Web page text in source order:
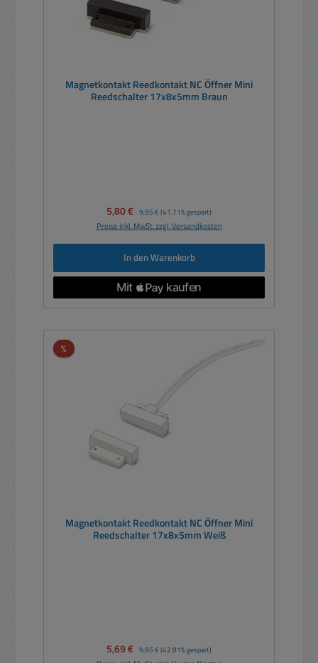
Magnetkontakt Reedkontakt NC Öffner Mini
Reedschalter 17x8x5mm Braun
Verkaufspreis:
5,80 € Regulärer Preis:
9,95 € (41.71% gespart)
Preise inkl. MwSt. zzgl. Versandkosten
In den Warenkorb
%Rabatt
Magnetkontakt Reedkontakt NC Öffner Mini
Reedschalter 17x8x5mm Weiß
Verkaufspreis:
5,69 € Regulärer Preis:
9,95 € (42.81% gespart)